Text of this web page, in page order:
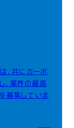
、共にカーボ
、業界の最高
募集していま